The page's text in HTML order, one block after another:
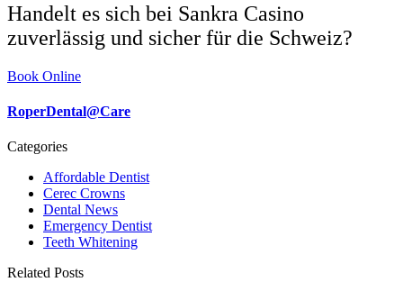
Handelt es sich bei Sankra Casino
zuverlässig und sicher für die Schweiz?
Book Online
RoperDental@Care
Categories
Affordable Dentist
Cerec Crowns
Dental News
Emergency Dentist
Teeth Whitening
Related Posts